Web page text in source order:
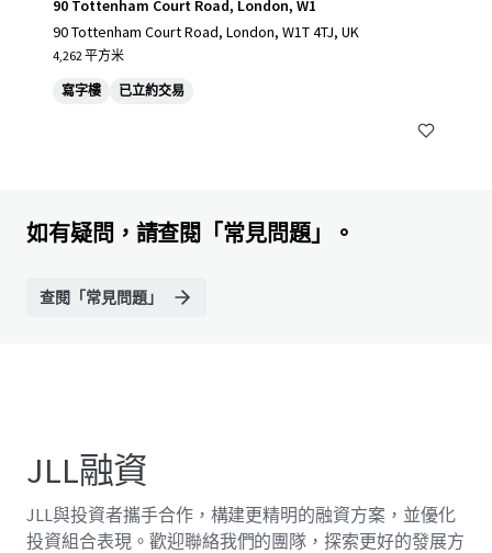
90 Tottenham Court Road, London, W1
90 Tottenham Court Road, London, W1T 4TJ, UK
4,262 平方米
寫字樓 已立約交易
如有疑問，請查閱「常見問題」。
查閱「常見問題」
JLL融資
JLL與投資者攜手合作，構建更精明的融資方案，並優化
投資組合表現。歡迎聯絡我們的團隊，探索更好的發展方